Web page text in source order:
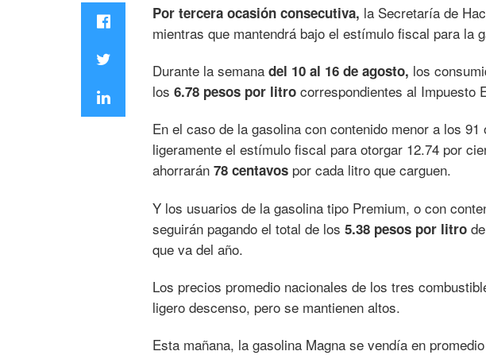
Por tercera ocasión consecutiva, la Secretaría de
mientras que mantendrá bajo el estímulo fiscal para la
Durante la semana del 10 al 16 de agosto, los
los 6.78 pesos por litro correspondientes al Impuesto
En el caso de la gasolina con contenido menor a los
ligeramente el estímulo fiscal para otorgar 12.74 por
ahorrarán 78 centavos por cada litro que carguen.
Y los usuarios de la gasolina tipo Premium, o con
seguirán pagando el total de los 5.38 pesos por litro
que va del año.
Los precios promedio nacionales de los tres
ligero descenso, pero se mantienen altos.
Esta mañana, la gasolina Magna se vendía en